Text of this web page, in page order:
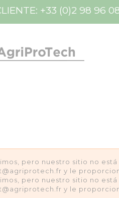
+33 (0)2 98 96
pero nuestro sitio no
y le
pero nuestro sitio no
y le